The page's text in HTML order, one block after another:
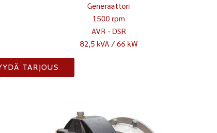
Generaattori
1500 rpm
AVR - DSR
82,5 kVA / 66 kW
TARJOUS